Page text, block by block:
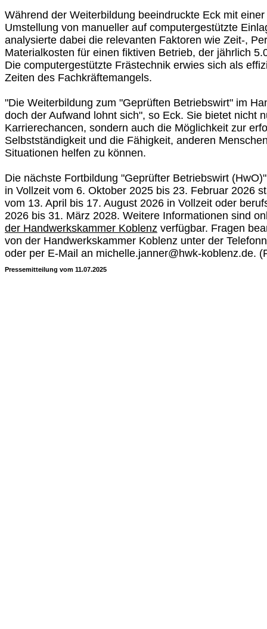
Während der Weiterbildung beeindruckte Eck mit
Umstellung von manueller auf computergestützte
analysierte dabei die relevanten Faktoren wie Zeit-,
Materialkosten für einen fiktiven Betrieb, der jährlich
Die computergestützte Frästechnik erwies sich als
Zeiten des Fachkräftemangels.
"Die Weiterbildung zum "Geprüften Betriebswirt" im
doch der Aufwand lohnt sich", so Eck. Sie bietet nicht
Karrierechancen, sondern auch die Möglichkeit zur
Selbstständigkeit und die Fähigkeit, anderen
Situationen helfen zu können.
Die nächste Fortbildung "Geprüfter Betriebswirt
in Vollzeit vom 6. Oktober 2025 bis 23. Februar 2026
vom 13. April bis 17. August 2026 in Vollzeit oder
2026 bis 31. März 2028. Weitere Informationen sind
der Handwerkskammer Koblenz verfügbar. Fragen
von der Handwerkskammer Koblenz unter der
oder per E-Mail an michelle.janner@hwk-koblenz.de.
Pressemitteilung vom 11.07.2025